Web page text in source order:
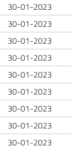
30-01-2023
30-01-2023
30-01-2023
30-01-2023
30-01-2023
30-01-2023
30-01-2023
30-01-2023
30-01-2023